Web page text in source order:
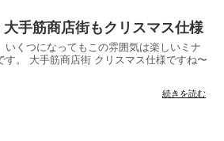
大手筋商店街もクリスマス仕様
いくつになってもこの雰囲気は楽しいミナ
す。 大手筋商店街 クリスマス仕様ですね〜
続きを読む